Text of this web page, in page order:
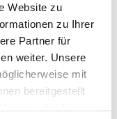
Website zu
zu Ihrer
Partner für
weiter. Unsere
mit
bereitgestellt
Der Verband
Händler von
Gastronomie.
der
Wasserpfeifen und
eines